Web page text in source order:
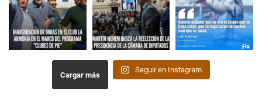
Cargar más
Seguir en Instagram